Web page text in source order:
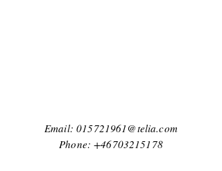
Email:015721961@telia.com
Phone:+46703215178